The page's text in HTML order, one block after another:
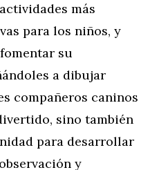
más
para los niños, y
su
a dibujar
compañeros caninos
sino también
para desarrollar
y